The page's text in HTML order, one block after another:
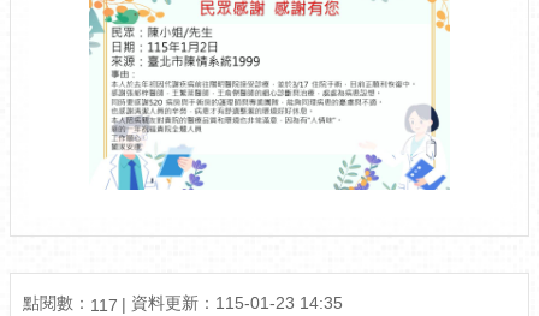
點閱數： 117
資料更新：115-01-23 14:35